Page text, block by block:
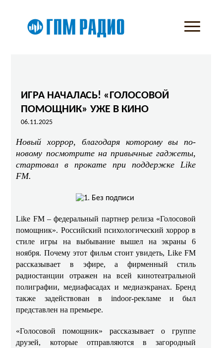
ИГРА НАЧАЛАСЬ! «ГОЛОСОВОЙ
ПОМОЩНИК» УЖЕ В КИНО
06.11.2025
Новый хоррор, благодаря которому вы по-
новому посмотрите на привычные гаджеты,
стартовал в прокате при поддержке Like
FM.
Like FM – федеральный партнер релиза «Голосовой
помощник». Российский психологический хоррор в
стиле игры на выбывание вышел на экраны 6
ноября. Почему этот фильм стоит увидеть, Like FM
рассказывает в эфире, а фирменный стиль
радиостанции отражен на всей кинотеатральной
полиграфии, медиафасадах и медиаэкранах. Бренд
также задействован в indoor-рекламе и был
представлен на премьере.
«Голосовой помощник» рассказывает о группе
друзей, которые отправляются в загородный